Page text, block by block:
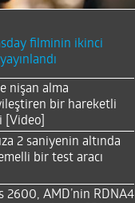
filminin ikinci
nişan alma
bir hareketli
2 saniyenin altında
bir test aracı
2600, AMD’nin RDNA4